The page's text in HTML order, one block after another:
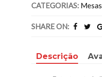
CATEGORIAS:
SHARE ON:
Descrição